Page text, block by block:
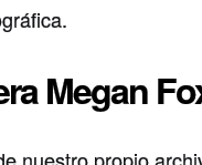
Megan
nuestro propio